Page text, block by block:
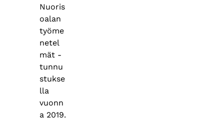
Nuoris
oalan
työme
netel
mät -
tunnu
stukse
lla
vuonn
a 2019.